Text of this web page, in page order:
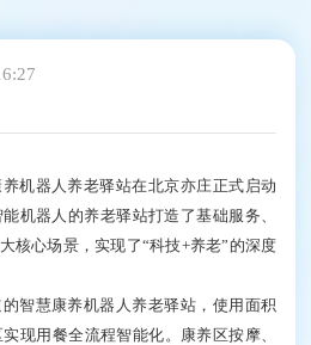
器人养老驿站在北京亦庄正式启动
机器人的养老驿站打造了基础服务、
核心场景，实现了“科技+养老”的深度
慧康养机器人养老驿站，使用面积
现用餐全流程智能化。康养区按摩、